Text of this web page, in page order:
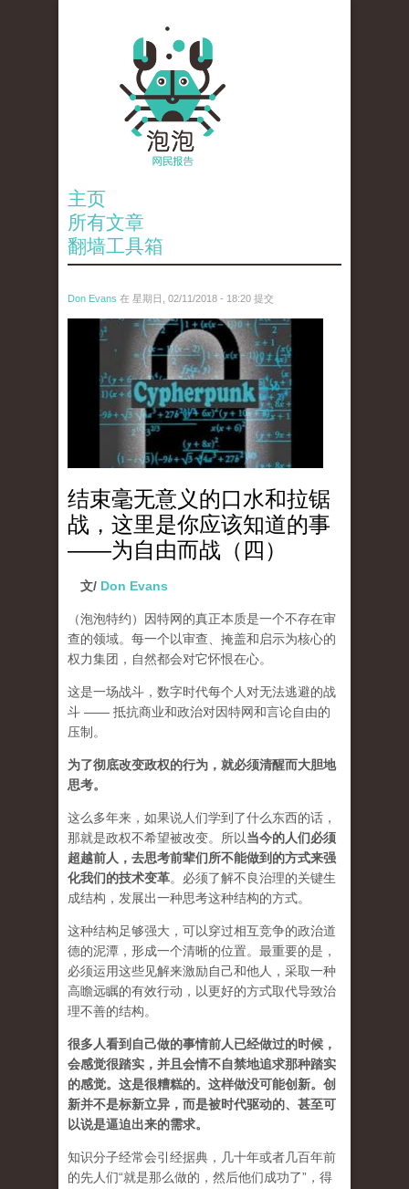
主页
所有文章
翻墙工具箱
Don Evans 在 星期日, 02/11/2018 - 18:20 提交
wechatimg1424.jpeg
结束毫无意义的口水和拉锯
战，这里是你应该知道的事
——为自由而战（四）
文/ Don Evans
（泡泡特约）
因特网的真正本质是一个不存在审
查的领域。每一个以审查、掩盖和启示为核心的
权力集团，自然都会对它怀恨在心。
这是一场战斗，数字时代每个人对无法逃避的战
斗 —— 抵抗商业和政治对因特网和言论自由的
压制。
为了彻底改变政权的行为，就必须清醒而大胆地
思考。
这么多年来，如果说人们学到了什么东西的话，
那就是政权不希望被改变。所以当今的人们必须
超越前人，去思考前辈们所不能做到的方式来强
化我们的技术变革。必须了解不良治理的关键生
成结构，发展出一种思考这种结构的方式。
这种结构足够强大，可以穿过相互竞争的政治道
德的泥潭，形成一个清晰的位置。最重要的是，
必须运用这些见解来激励自己和他人，采取一种
高瞻远瞩的有效行动，以更好的方式取代导致治
理不善的结构。
很多人看到自己做的事情前人已经做过的时候，
会感觉很踏实，并且会情不自禁地追求那种踏实
的感觉。这是很糟糕的。这样做没可能创新。创
新并不是标新立异，而是被时代驱动的、甚至可
以说是逼迫出来的需求。
知识分子经常会引经据典，几十年或者几百年前
的先人们“就是那么做的，然后他们成功了”，得